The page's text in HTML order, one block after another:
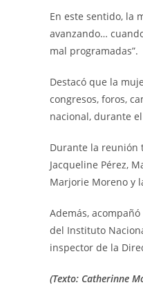
En este sentido, la
avanzando…
mal programadas”.
Destacó que la
congresos, foros,
nacional, durante
Durante la reunión
Jacqueline Pérez,
Marjorie Moreno y
Además,
del Instituto
inspector de la
(Texto: Catherinne